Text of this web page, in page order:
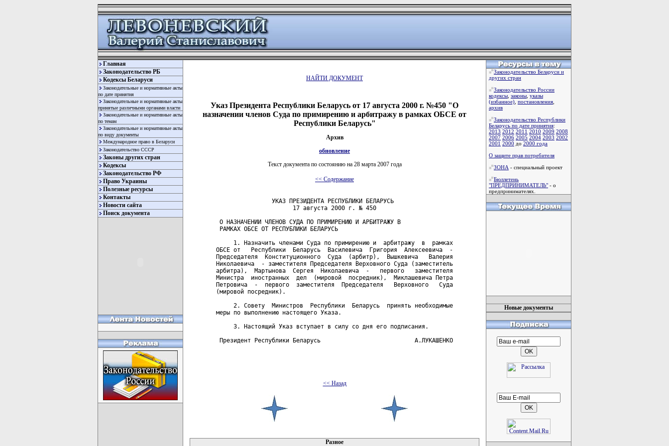
Главная
Законодательство РБ
Кодексы Беларуси
Законодательные и нормативные акты
по дате принятия
Законодательные и нормативные акты
принятые различными органами власти
Законодательные и нормативные акты
по темам
Законодательные и нормативные акты
по виду документы
Международное право в Беларуси
Законодательство СССР
Законы других стран
Кодексы
Законодательство РФ
Право Украины
Полезные ресурсы
Контакты
Новости сайта
Поиск документа
НАЙТИ ДОКУМЕНТ
Указ Президента Республики Беларусь от 17 августа 2000 г. №450 "О
назначении членов Суда по примирению и арбитражу в рамках ОБСЕ от
Республики Беларусь"
Архив
обновление
Текст документа по состоянию на 28 марта 2007 года
<< Содержание
                УКАЗ ПРЕЗИДЕНТА РЕСПУБЛИКИ БЕЛАРУСЬ
                      17 августа 2000 г. № 450
О НАЗНАЧЕНИИ ЧЛЕНОВ СУДА ПО ПРИМИРЕНИЮ И АРБИТРАЖУ В
РАМКАХ ОБСЕ ОТ РЕСПУБЛИКИ БЕЛАРУСЬ
     1. Назначить членами Суда по примирению и  арбитражу  в  рамках
ОБСЕ от   Республики  Беларусь  Василевича  Григория  Алексеевича  -
Председателя  Конституционного  Суда  (арбитр),  Вышкевича   Валерия
Николаевича  - заместителя Председателя Верховного Суда (заместитель
арбитра),  Мартынова  Сергея  Николаевича  -   первого   заместителя
Министра  иностранных  дел  (мировой  посредник),  Миклашевича Петра
Петровича  -  первого  заместителя  Председателя   Верховного   Суда
(мировой посредник).
     2. Совету  Министров  Республики  Беларусь  принять необходимые
меры по выполнению настоящего Указа.
     3. Настоящий Указ вступает в силу со дня его подписания.
Президент Республики Беларусь                           А.ЛУКАШЕНКО
<< Назад
Разное
Законодательство Беларуси и
других стран
Законодательство России
кодексы законы указы
(избанное) постановления
архив
Законодательство Республики
Беларусь по дате принятия:
2013 2012 2011 2010 2009 2008
2007 2006 2005 2004 2003 2002
2001 2000 до 2000 года
О защите прав потребителя
ЗОНА - специальный проект
Бюллетень
"ПРЕДПРИНИМАТЕЛЬ" - о
предпринимателях.
Новые документы